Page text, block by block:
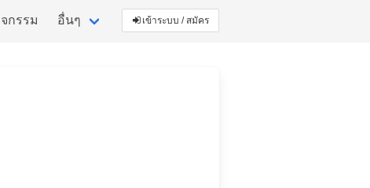
กรรม อื่นๆ เข้าระบบ / สมัคร